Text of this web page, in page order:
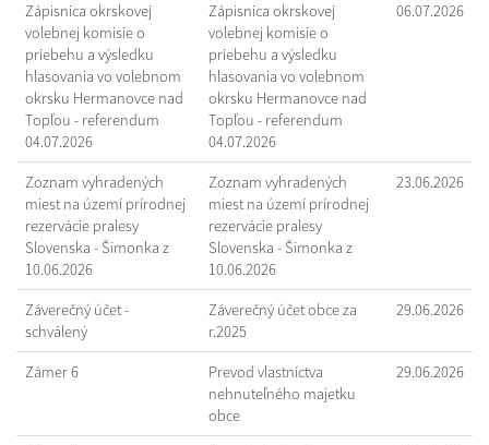
Zápisnica okrskovej
volebnej komisie o
priebehu a výsledku
hlasovania vo volebnom
okrsku Hermanovce nad
Topľou - referendum
04.07.2026
Zápisnica okrskovej
volebnej komisie o
priebehu a výsledku
hlasovania vo volebnom
okrsku Hermanovce nad
Topľou - referendum
04.07.2026
06.07.2026
Zoznam vyhradených
miest na území prírodnej
rezervácie pralesy
Slovenska - Šimonka z
10.06.2026
Zoznam vyhradených
miest na území prírodnej
rezervácie pralesy
Slovenska - Šimonka z
10.06.2026
23.06.2026
Záverečný účet -
schválený
Záverečný účet obce za
r.2025
29.06.2026
Zámer 6
Prevod vlastníctva
nehnuteľného majetku
obce
29.06.2026